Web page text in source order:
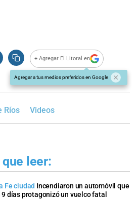
+ Agregar El Litoral en
Agregar a tus medios preferidos en Google
Ríos Videos
leer:
Fe ciudad Incendiaron un automóvil que
9 días protagonizó un vuelco fatal